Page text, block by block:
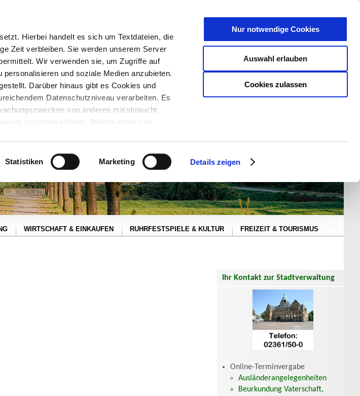
Hierbei handelt es sich um Textdateien, die
Zeit verbleiben. Sie werden unserem Server
Wir verwenden sie, um Zugriffe auf
und soziale Medien anzubieten.
Darüber hinaus gibt es Cookies und
Datenschutzniveau verarbeiten. Es
von anderen missbraucht
schützen können. Welche Arten von
Auswahl der gewünschten Cookies kann
werden.
Statistiken Marketing Details zeigen
Cookies zulassen
Auswahl erlauben
Nur notwendige Cookies
SCHRIFTGRÖßE:
WIRTSCHAFT & EINKAUFEN RUHRFESTSPIELE & KULTUR FREIZEIT & TOURISMUS
Ihr Kontakt zur Stadtverwaltung
Online-Terminvergabe
Ausländerangelegenheiten
Beurkundung Vaterschaft,